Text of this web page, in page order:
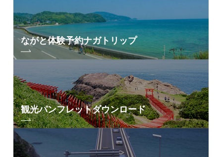
ながと体験予約ナガトリップ
観光パンフレットダウンロード